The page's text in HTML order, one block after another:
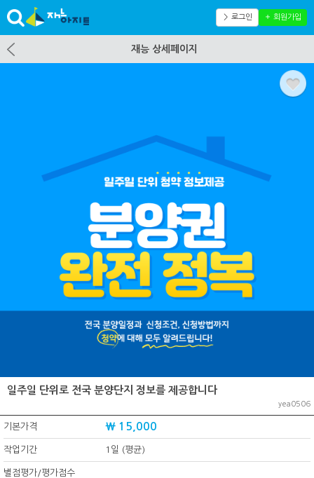
＞ 로그인 ＋ 회원가입
재능 상세페이지
일주일 단위로 전국 분양단지 정보를 제공합니다
yea0506
기본가격 ₩ 15,000
작업기간 1일 (평균)
별점평가/평가점수